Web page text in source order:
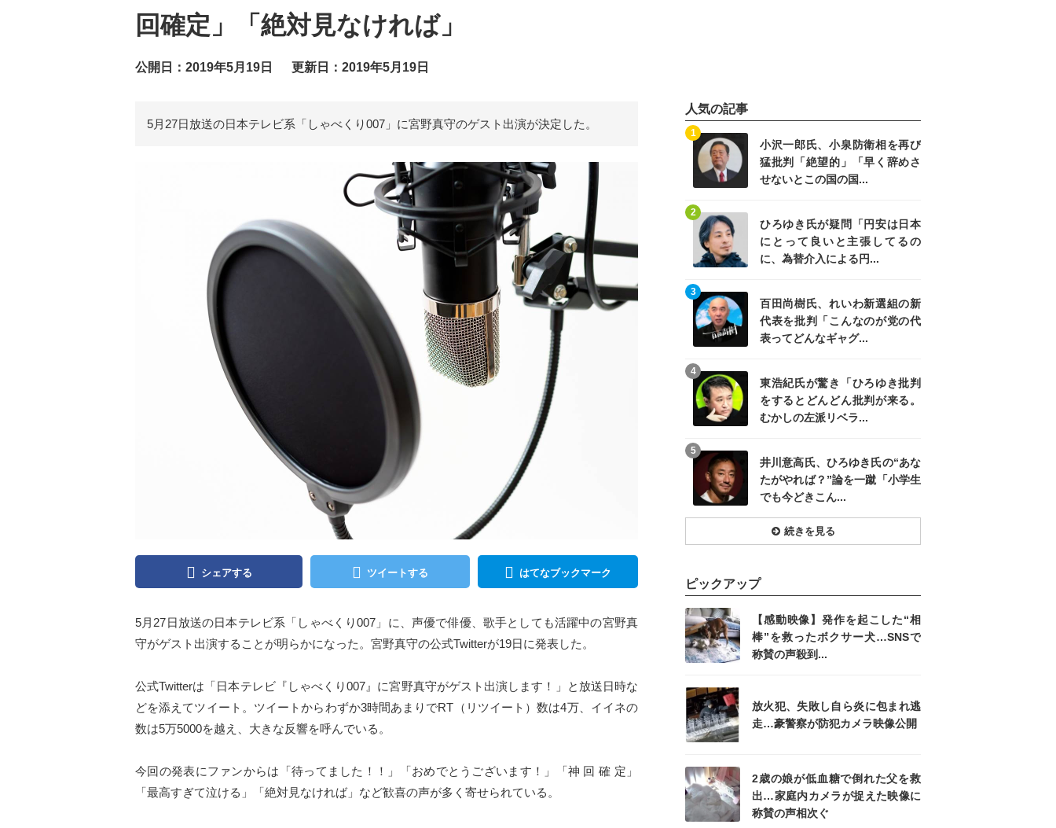
回確定」「絶対見なければ」
公開日：2019年5月19日 更新日：2019年5月19日
5月27日放送の日本テレビ系「しゃべくり007」に宮野真守のゲスト出演が決定した。
シェアする ツイートする はてなブックマーク
5月27日放送の日本テレビ系「しゃべくり007」に、声優で俳優、歌手としても活躍中の宮野真
守がゲスト出演することが明らかになった。宮野真守の公式Twitterが19日に発表した。
公式Twitterは「日本テレビ『しゃべくり007』に宮野真守がゲスト出演します！」と放送日時な
どを添えてツイート。ツイートからわずか3時間あまりでRT（リツイート）数は4万、イイネの
数は5万5000を越え、大きな反響を呼んでいる。
今回の発表にファンからは「待ってました！！」「おめでとうございます！」「神 回 確 定」
「最高すぎて泣ける」「絶対見なければ」など歓喜の声が多く寄せられている。
人気の記事
小沢一郎氏、小泉防衛相を再び
猛批判「絶望的」「早く辞めさ
せないとこの国の国...
1
ひろゆき氏が疑問「円安は日本
にとって良いと主張してるの
に、為替介入による円...
2
百田尚樹氏、れいわ新選組の新
代表を批判「こんなのが党の代
表ってどんなギャグ...
3
記事を読む
東浩紀氏が驚き「ひろゆき批判
をするとどんどん批判が来る。
むかしの左派リベラ...
4
井川意高氏、ひろゆき氏の“あな
たがやれば？”論を一蹴「小学生
でも今どきこん...
5
続きを見る
ピックアップ
【感動映像】発作を起こした“相
棒”を救ったボクサー犬…SNSで
称賛の声殺到...
放火犯、失敗し自ら炎に包まれ逃
走…豪警察が防犯カメラ映像公開
記事を読む
2歳の娘が低血糖で倒れた父を救
出…家庭内カメラが捉えた映像に
称賛の声相次ぐ